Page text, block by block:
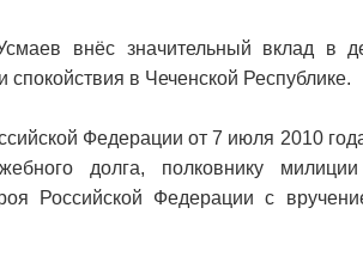
внёс значительный вклад в
спокойствия в Чеченской Республике.
Федерации от 7 июля 2010
долга, полковнику
Российской Федерации с